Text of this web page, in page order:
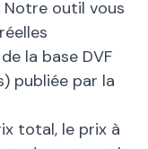
Notre outil vous
la base DVF
publiée par la
total, le prix à